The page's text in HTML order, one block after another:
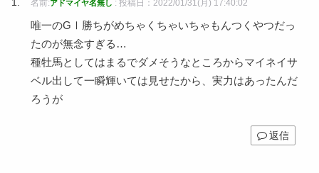
名前:アドマイヤ名無し : 投稿日：2022/01/31(月) 17:40:02
唯一のGⅠ勝ちがめちゃくちゃいちゃもんつくやつだっ
たのが無念すぎる…
種牡馬としてはまるでダメそうなところからマイネイサ
ベル出して一瞬輝いては見せたから、実力はあったんだ
ろうが
返信